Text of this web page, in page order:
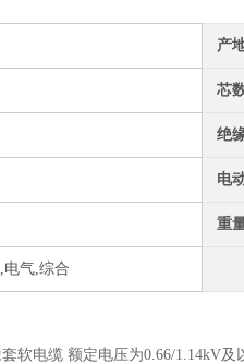
产
芯
绝
电
重
气,综合
软电缆 额定电压为0.66/1.14kV